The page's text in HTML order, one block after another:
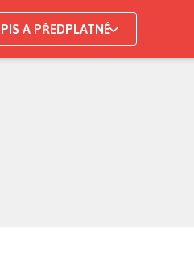
A PŘEDPLATNÉ